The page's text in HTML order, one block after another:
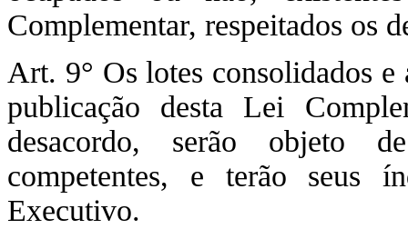
Complementar, respeitados os
Art. 9° Os lotes consolidados e
publicação desta Lei
desacordo, serão objeto
competentes, e terão seus
Executivo.